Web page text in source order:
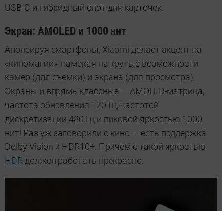
USB-C и гибридный слот для карточек.
Экран: AMOLED и 1000 нит
Анонсируя смартфоны, Xiaomi делает акцент на
«киномагии», намекая на крутые возможности
камер (для съемки) и экрана (для просмотра).
Экраны и впрямь классные — AMOLED-матрица,
частота обновления 120 Гц, частотой
дискретизации 480 Гц и пиковой яркостью 1000
нит! Раз уж заговорили о кино — есть поддержка
Dolby Vision и HDR10+. Причем с такой яркостью
HDRдолжен работать прекрасно.